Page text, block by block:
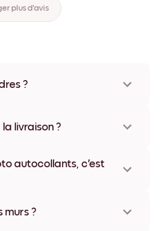
plus d'avis
?
y compris sans cadre ou en
livraison ?
express possible dans
accompagne chaque
autocollants, c'est
murs ?